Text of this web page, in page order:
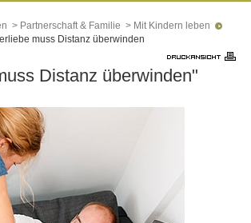
> Partnerschaft & Familie > Mit Kindern leben
muss Distanz überwinden
Distanz überwinden"